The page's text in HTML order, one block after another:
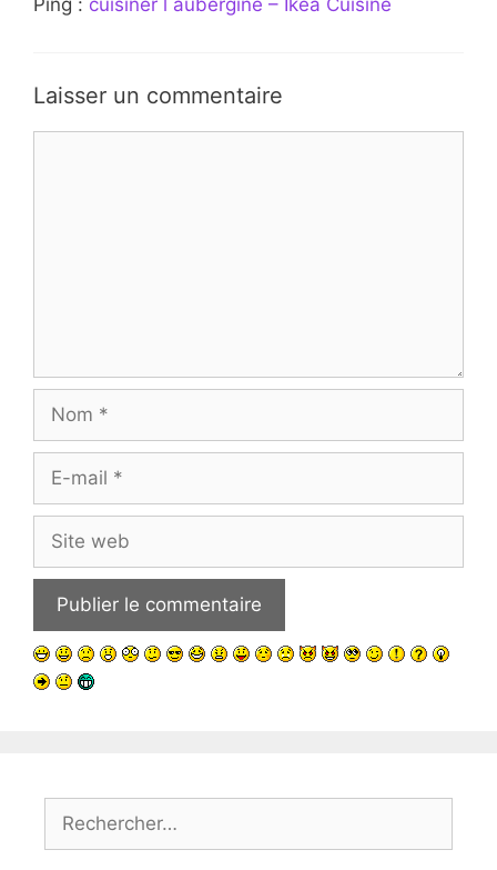
Ping : cuisiner l aubergine – Ikea Cuisine
Laisser un commentaire
mail
web